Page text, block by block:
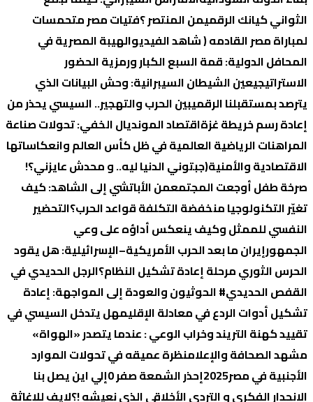
الثواني كيانك الرقميمن المنتصر ؟فتيات مصر متحمسات
لمباراة مصر القادمه ( شاهد الفيديوالهيبة المصرية في
المحافل الدولية: قمة السبع الكبار ورمزية الحضور
الاستراتيجيعين الشيطان السيبرانية: وحش البيانات الذي
يترصد بمستقبلنا الرقميبين الحرب والتهجير.. السيسي يحذر من
إعادة رسم خريطة غزةاقتصاد المونديال الخفي: تحولات صناعة
المراهنات الرياضية العالمية في ظل كأس العالم وانعكاساتها
الاقتصادية والأمنية(جبتوني الدنيا ليه.. و محدش عايزني؟!
صرخة طفل أوجعت المجتمعمن الأباتشي إلى الشاهد: كيف
تغيّر التكنولوجيا منخفضة التكلفة قواعد الحرب؟التحضير
النفسي للممثل وكيف ينعكس أداؤه على وعي
الجمهورإيران ما بعد الحرب الأمريكية–الإسرائيلية: هل يقود
الحرس الثوري مرحلة إعادة تشكيل النظام؟الرجل الحديدي في
القفص الحديدي# الحوثيون والعودة إلى المواجهة: إعادة
تشكيل أدوات الردع في معادلة الإقليمهل يتدخل السيسي في
تقييد كهنة التريند وخراب الوعي : عندما يتصدر «الهواة»
مشهد الصحافة والإعلامنظرة عميقه في تحولات الموارد
الأجنبية في مصر2025
إحذر الشمعة صفر 0 إلي اين يصل بنا
الانحدار الفكري و التردي الأخلاقي الذي نعيشه !؟لايف للإغاثة